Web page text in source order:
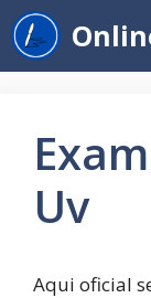
Saltar
al
contenido
Uv
Aqui oficial